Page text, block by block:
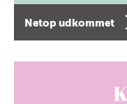
Netop udkommet